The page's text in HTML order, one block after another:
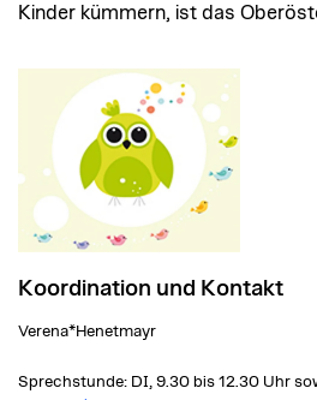
Kinder kümmern, ist das
Koordination und Kontakt
Verena*Henetmayr
Sprechstunde: DI, 9.30 bis 12.30 Uhr